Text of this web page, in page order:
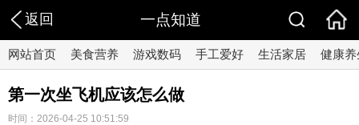
返回 一点知道
网站首页 美食营养 游戏数码 手工爱好 生活家居 健康养
第一次坐飞机应该怎么做
时间：2026-04-25 10:51:59